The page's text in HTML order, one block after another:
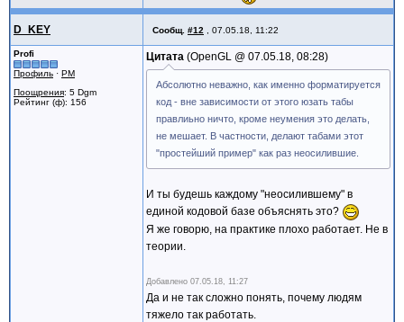
D_KEY Сообщ. #12 07.05.18, 11:22
Profi
Профиль · PM
Поощрения: 5 Dgm
Рейтинг (ф): 156
Цитата OpenGL @ 07.05.18, 08:28
Абсолютно неважно, как именно форматируется
код - вне зависимости от этого юзать табы
правлиьно ничто, кроме неумения это делать,
не мешает. В частности, делают табами этот
"простейший пример" как раз неосилившие.
И ты будешь каждому "неосилившему" в
единой кодовой базе объяснять это?
Я же говорю, на практике плохо работает. Не в
теории.
Добавлено 07.05.18, 11:27
Да и не так сложно понять, почему людям
тяжело так работать.